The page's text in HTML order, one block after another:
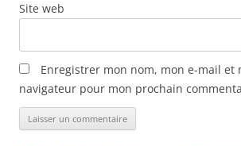
Site web
Enregistrer mon nom, mon e-mail et
navigateur pour mon prochain